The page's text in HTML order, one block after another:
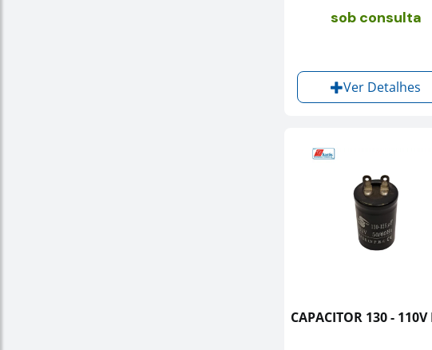
sob consulta
Ver Detalhes
CAPACITOR 130 -